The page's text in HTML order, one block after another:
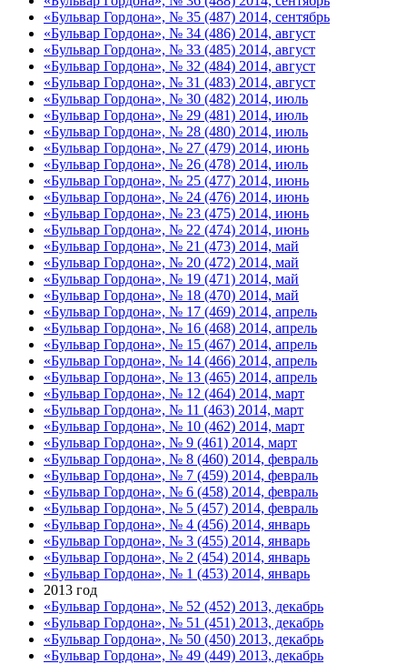
«Бульвар Гордона», № 35 (487) 2014, сентябрь
«Бульвар Гордона», № 34 (486) 2014, август
«Бульвар Гордона», № 33 (485) 2014, август
«Бульвар Гордона», № 32 (484) 2014, август
«Бульвар Гордона», № 31 (483) 2014, август
«Бульвар Гордона», № 30 (482) 2014, июль
«Бульвар Гордона», № 29 (481) 2014, июль
«Бульвар Гордона», № 28 (480) 2014, июль
«Бульвар Гордона», № 27 (479) 2014, июнь
«Бульвар Гордона», № 26 (478) 2014, июль
«Бульвар Гордона», № 25 (477) 2014, июнь
«Бульвар Гордона», № 24 (476) 2014, июнь
«Бульвар Гордона», № 23 (475) 2014, июнь
«Бульвар Гордона», № 22 (474) 2014, июнь
«Бульвар Гордона», № 21 (473) 2014, май
«Бульвар Гордона», № 20 (472) 2014, май
«Бульвар Гордона», № 19 (471) 2014, май
«Бульвар Гордона», № 18 (470) 2014, май
«Бульвар Гордона», № 17 (469) 2014, апрель
«Бульвар Гордона», № 16 (468) 2014, апрель
«Бульвар Гордона», № 15 (467) 2014, апрель
«Бульвар Гордона», № 14 (466) 2014, апрель
«Бульвар Гордона», № 13 (465) 2014, апрель
«Бульвар Гордона», № 12 (464) 2014, март
«Бульвар Гордона», № 11 (463) 2014, март
«Бульвар Гордона», № 10 (462) 2014, март
«Бульвар Гордона», № 9 (461) 2014, март
«Бульвар Гордона», № 8 (460) 2014, февраль
«Бульвар Гордона», № 7 (459) 2014, февраль
«Бульвар Гордона», № 6 (458) 2014, февраль
«Бульвар Гордона», № 5 (457) 2014, февраль
«Бульвар Гордона», № 4 (456) 2014, январь
«Бульвар Гордона», № 3 (455) 2014, январь
«Бульвар Гордона», № 2 (454) 2014, январь
«Бульвар Гордона», № 1 (453) 2014, январь
2013 год
«Бульвар Гордона», № 52 (452) 2013, декабрь
«Бульвар Гордона», № 51 (451) 2013, декабрь
«Бульвар Гордона», № 50 (450) 2013, декабрь
«Бульвар Гордона», № 49 (449) 2013, декабрь